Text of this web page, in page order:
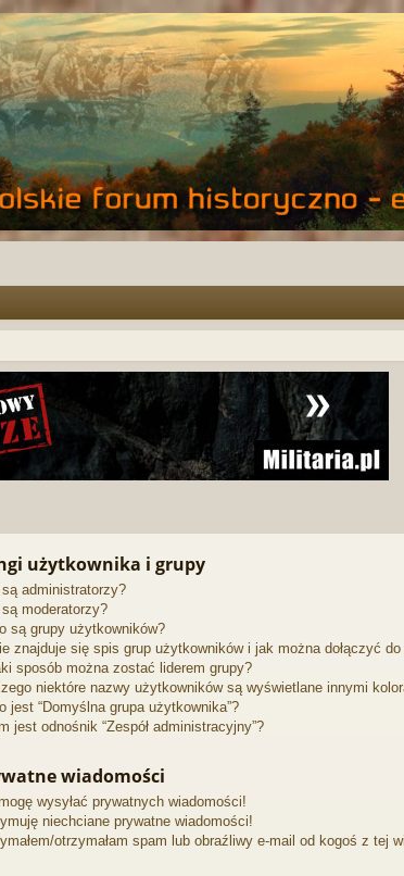
użytkownika i grupy
są administratorzy?
są moderatorzy?
są grupy użytkowników?
znajduje się spis grup użytkowników i jak można dołączyć do
sposób można zostać liderem grupy?
niektóre nazwy użytkowników są wyświetlane innymi
jest “Domyślna grupa użytkownika”?
jest odnośnik “Zespół administracyjny”?
wiadomości
wysyłać prywatnych wiadomości!
niechciane prywatne wiadomości!
otrzymałam spam lub obraźliwy e-mail od kogoś z tej